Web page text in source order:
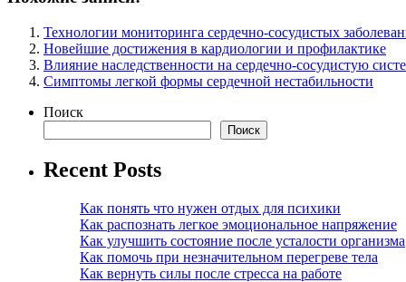
Технологии мониторинга сердечно-сосудистых
Новейшие достижения в кардиологии и профилактике
Влияние наследственности на сердечно-сосудистую
Симптомы легкой формы сердечной нестабильности
Поиск
Поиск
Recent Posts
Как понять что нужен отдых для психики
Как распознать легкое эмоциональное напряжение
Как улучшить состояние после усталости организма
Как помочь при незначительном перегреве тела
Как вернуть силы после стресса на работе